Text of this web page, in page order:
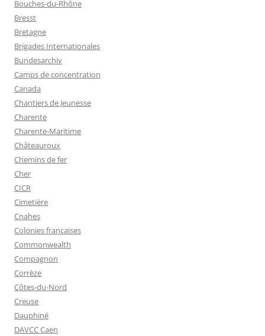
Bouches-du-Rhône
Bresst
Bretagne
Brigades Internationales
Bundesarchiv
Camps de concentration
Canada
Chantiers de Jeunesse
Charente
Charente-Maritime
Châteauroux
Chemins de fer
Cher
CICR
Cimetière
Cnahes
Colonies françaises
Commonwealth
Compagnon
Corrèze
Côtes-du-Nord
Creuse
Dauphiné
DAVCC Caen